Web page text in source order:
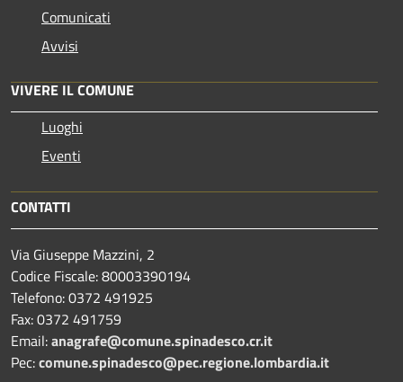
Comunicati
Avvisi
VIVERE IL COMUNE
Luoghi
Eventi
CONTATTI
Via Giuseppe Mazzini, 2
Codice Fiscale: 80003390194
Telefono:0372 491925
Fax:0372 491759
Email:anagrafe@comune.spinadesco.cr.it
Pec:comune.spinadesco@pec.regione.lombardia.it